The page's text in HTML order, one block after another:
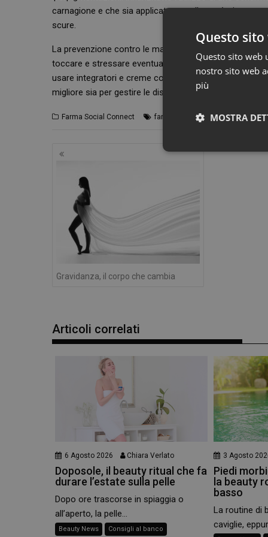
carnagione e che sia applicata tutto l’anno è
scure.
La prevenzione contro le macchie sulla pelle si
toccare e stressare eventuali zone colpite dall’acne,
usare integratori e creme con fattori antiossidanti.
migliore sia per gestire le discromie già presenti, sia
Farma Social Connect farmacia iperpigmentazione ,
Navigazione
Gravidanza, il corpo che cambia
Articoli correlati
6 Agosto 2026 Chiara Verlato
Doposole, il beauty ritual che fa
durare l’estate sulla pelle
Dopo ore trascorse in spiaggia o
all’aperto, la pelle...
Beauty News Consigli al banco
3 Agosto
Piedi
la beauty
basso
La routine di
caviglie,
Questo
Questo sito web
nostro sito web
più
MOSTRA
I cookie necessari
_ga_YJ0035S3E9